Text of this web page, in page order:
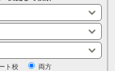
ト校 両方